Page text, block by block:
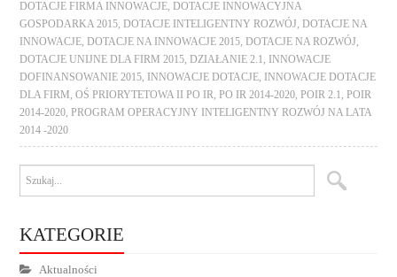
DOTACJE FIRMA INNOWACJE ,DOTACJE INNOWACYJNA
GOSPODARKA 2015 ,DOTACJE INTELIGENTNY ROZWÓJ ,DOTACJE NA
INNOWACJE ,DOTACJE NA INNOWACJE 2015 ,DOTACJE NA ROZWÓJ
DOTACJE UNIJNE DLA FIRM 2015 ,DZIAŁANIE 2.1
INNOWACJE
DOFINANSOWANIE 2015
INNOWACJE DOTACJE
INNOWACJE DOTACJE
DLA FIRM ,OŚ PRIORYTETOWA II PO IR ,PO IR 2014-2020 ,POIR 2.1 ,POIR
2014-2020 ,PROGRAM OPERACYJNY INTELIGENTNY ROZWÓJ NA LATA
2014 -2020
KATEGORIE
Aktualności